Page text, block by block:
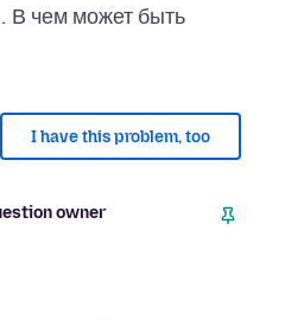
В чем может быть
I have this problem, too
owner